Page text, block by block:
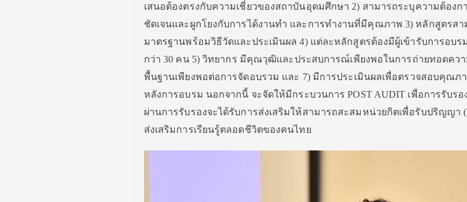
เสนอต้องตรงกับความเชี่ยวของสถาบันอุดมศึกษา 2) สามารถระบุความต้องก
ชัดเจนและผูกโยงกับการได้งานทำ และการทำงานที่มีคุณภาพ 3) หลักสูตรส
มาตรฐานพร้อมวิธีวัดและประเมินผล 4) แต่ละหลักสูตรต้องมีผู้เข้ารับการอบร
กว่า 30 คน 5) วิทยากร มีคุณวุฒิและประสบการณ์เพียงพอในการถ่ายทอดคว
พื้นฐานเพียงพอต่อการจัดอบรวม และ 7) มีการประเมินผลเพื่อตรวจสอบคุณภ
หลังการอบรม นอกจากนี้ จะจัดให้มีกระบวนการ POST AUDIT เพื่อการรับร
ผ่านการรับรองจะได้รับการส่งเสริมให้สามารถสะสมหน่วยกิตเพื่อรับปริญญา
ส่งเสริมการเรียนรู้ตลอดชีวิตของคนไทย